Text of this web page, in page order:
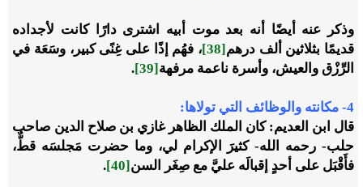
وذكر عنه أيضًا أنه بعد موت أبيه اشترى دارًا كانت لأجداده
قديمًا بثلاثين ألف درهم [38]
، فهُم إذًا على غِنًى كبير، وسَعَة في
الرِّزْق والعيش، وأسرة ناعمة مرفهة [39]
.
4
- مكانته والوظائف التي تولاها:
قال ابن العديم: كان الملك الظاهر غازي بن صلاح الدين صاحب
حلب- رحمه الله- كثيرَ الإكرام لي، وما حضرت مَجلسَه قطُّ،
فأَقْبَل على أحدٍ إقبالَه عليَّ مع صِغَر السن [40]
.